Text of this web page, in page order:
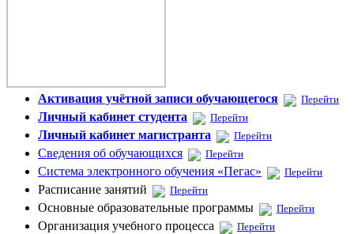
Активация учётной записи обучающегося Перейти
Личный кабинет студента Перейти
Личный кабинет магистранта Перейти
Сведения об обучающихся Перейти
Система электронного обучения «Пегас» Перейти
Расписание занятий Перейти
Основные образовательные программы Перейти
Организация учебного процесса Перейти